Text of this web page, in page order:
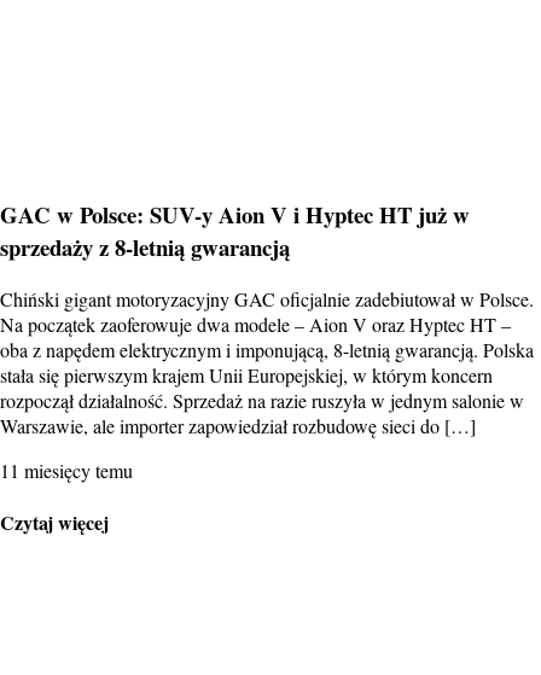
GAC w Polsce: SUV-y Aion V i Hyptec HT już w
sprzedaży z 8-letnią gwarancją
Chiński gigant motoryzacyjny GAC oficjalnie zadebiutował w Polsce.
Na początek zaoferowuje dwa modele – Aion V oraz Hyptec HT –
oba z napędem elektrycznym i imponującą, 8-letnią gwarancją. Polska
stała się pierwszym krajem Unii Europejskiej, w którym koncern
rozpoczął działalność. Sprzedaż na razie ruszyła w jednym salonie w
Warszawie, ale importer zapowiedział rozbudowę sieci do […]
11 miesięcy temu
Czytaj więcej